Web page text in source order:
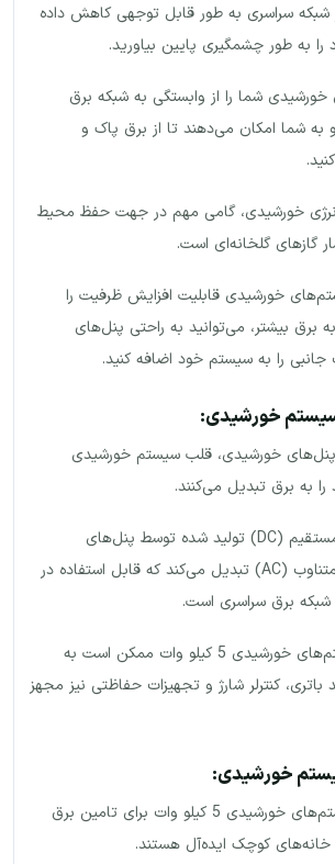
شبکه سراسری به طور قابل توجهی کاهش داده
به طور چشمگیری پایین بیاورید.
شما را از وابستگی به شبکه برق
به شما امکان می‌دهند تا از برق پاک و
انرژی خورشیدی، گامی مهم در جهت حفظ محیط
گازهای گلخانه‌ای است.
خورشیدی قابلیت افزایش ظرفیت را
برق بیشتر، می‌توانید به راحتی پنل‌های
را به سیستم خود اضافه کنید.
خورشیدی:
خورشیدی، قلب سیستم خورشیدی
به برق تبدیل می‌کنند.
اینورتر: اینورتر، برق مستقیم (DC) تولید شده توسط پنل‌های
خورشیدی را به برق متناوب (AC) تبدیل می‌کند که قابل استفاده در
شبکه برق سراسری است.
سایر تجهیزات: سیستم‌های خورشیدی 5 کیلو وات ممکن است به
باتری، کنترلر شارژ و تجهیزات حفاظتی نیز مجهز
خورشیدی:
منازل مسکونی: سیستم‌های خورشیدی 5 کیلو وات برای تامین برق
و خانه‌های کوچک ایده‌آل هستند.